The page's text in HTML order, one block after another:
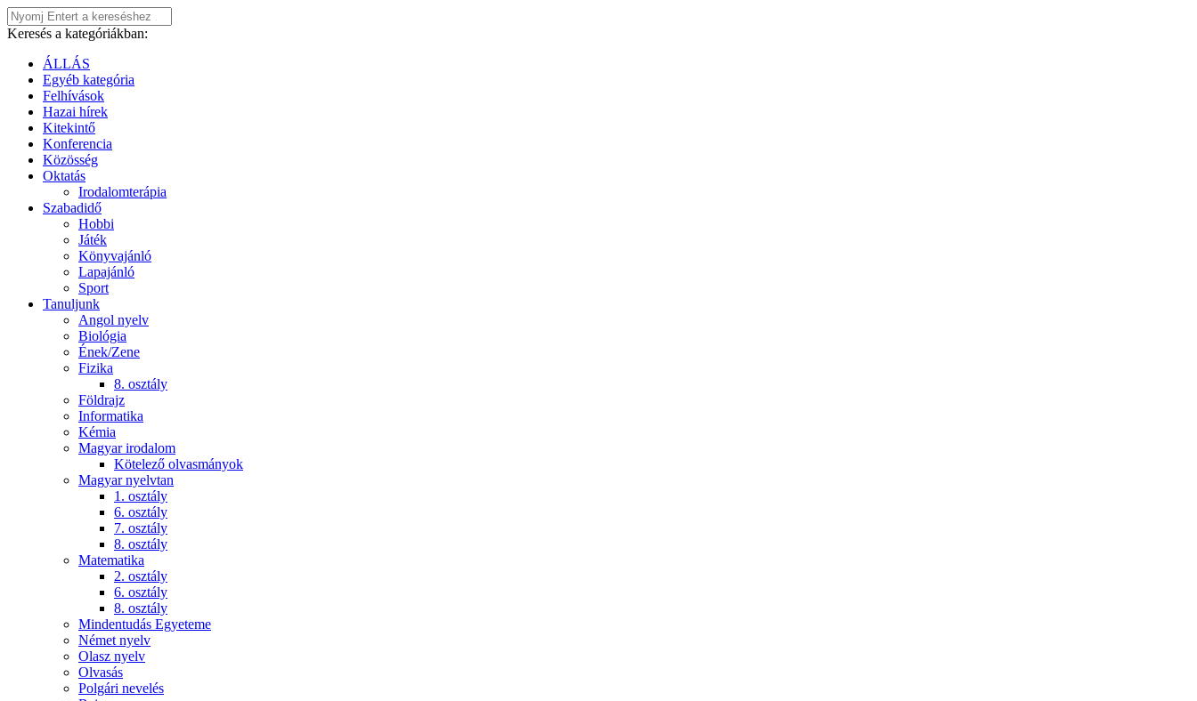
Keresés a kategóriákban:
ÁLLÁS
Egyéb kategória
Felhívások
Hazai hírek
Kitekintő
Konferencia
Közösség
Oktatás
Irodalomterápia
Szabadidő
Hobbi
Játék
Könyvajánló
Lapajánló
Sport
Tanuljunk
Angol nyelv
Biológia
Ének/Zene
Fizika
8. osztály
Földrajz
Informatika
Kémia
Magyar irodalom
Kötelező olvasmányok
Magyar nyelvtan
1. osztály
6. osztály
7. osztály
8. osztály
Matematika
2. osztály
6. osztály
8. osztály
Mindentudás Egyeteme
Német nyelv
Olasz nyelv
Olvasás
Polgári nevelés